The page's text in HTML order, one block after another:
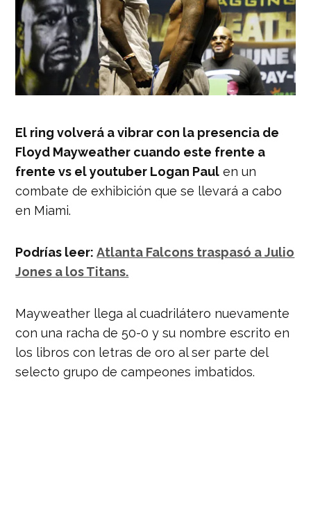
El ring volverá a vibrar con la presencia de
Floyd Mayweather cuando este frente a
frente vs el youtuber Logan Paul en un
combate de exhibición que se llevará a cabo
en Miami.
Podrías leer:Atlanta Falcons traspasó a Julio
Jones a los Titans.
Mayweather llega al cuadrilátero nuevamente
con una racha de 50-0 y su nombre escrito en
los libros con letras de oro al ser parte del
selecto grupo de campeones imbatidos.